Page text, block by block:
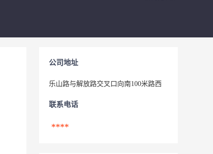
公司地址
乐山路与解放路交叉口向南100米路西
联系电话
****